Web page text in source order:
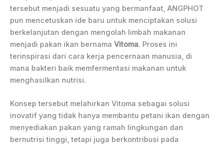
tersebut menjadi sesuatu yang bermanfaat, ANGPHOT
pun mencetuskan ide baru untuk menciptakan solusi
berkelanjutan dengan mengolah limbah makanan
menjadi pakan ikan bernama Vitoma. Proses ini
terinspirasi dari cara kerja pencernaan manusia, di
mana bakteri baik memfermentasi makanan untuk
menghasilkan nutrisi.
Konsep tersebut melahirkan Vitoma sebagai solusi
inovatif yang tidak hanya membantu petani ikan dengan
menyediakan pakan yang ramah lingkungan dan
bernutrisi tinggi, tetapi juga berkontribusi pada